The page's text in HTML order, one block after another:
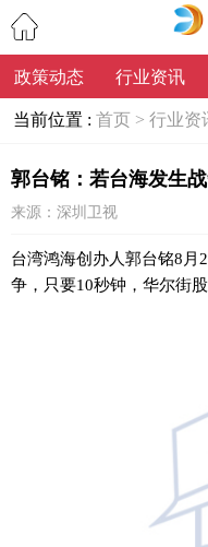
政策动态 行业资讯
当前位置 : 首页 > 行业资
郭台铭：若台海发生
来源：深圳卫视
台湾鸿海创办人郭台铭8月
争，只要10秒钟，华尔街股